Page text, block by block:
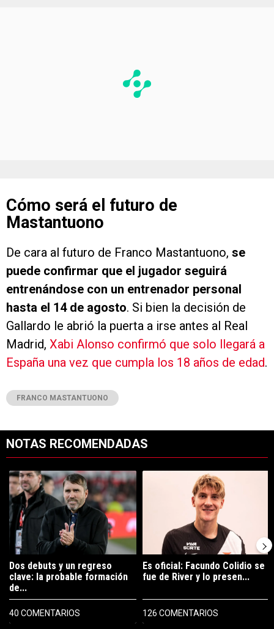
Cómo será el futuro de
Mastantuono
De cara al futuro de Franco Mastantuono, se
puede confirmar que el jugador seguirá
entrenándose con un entrenador personal
hasta el 14 de agosto. Si bien la decisión de
Gallardo le abrió la puerta a irse antes al Real
Madrid, Xabi Alonso confirmó que solo llegará a
España una vez que cumpla los 18 años de edad.
FRANCO MASTANTUONO
NOTAS RECOMENDADAS
Un artículo de tendencia con el título "Dos debuts y un regreso
Dos debuts y un regreso
clave: la probable formación
de...
40 COMENTARIOS
Un artículo de tendencia con el
Es oficial: Facundo Colidio se
fue de River y lo presen...
126 COMENTARIOS